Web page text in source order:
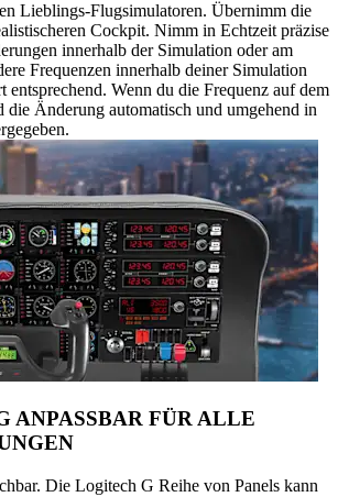
Lieblings-Flugsimulatoren. Übernimm die
Cockpit. Nimm in Echtzeit präzise
innerhalb der Simulation oder am
Frequenzen innerhalb deiner Simulation
entsprechend. Wenn du die Frequenz auf dem
die Änderung automatisch und umgehend in
ANPASSBAR FÜR ALLE
Die Logitech G Reihe von Panels kann